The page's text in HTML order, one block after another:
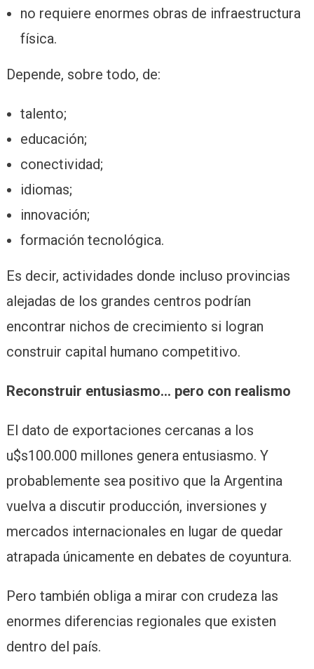
no requiere enormes obras de infraestructura
física.
Depende, sobre todo, de:
talento;
educación;
conectividad;
idiomas;
innovación;
formación tecnológica.
Es decir, actividades donde incluso provincias
alejadas de los grandes centros podrían
encontrar nichos de crecimiento si logran
construir capital humano competitivo.
Reconstruir entusiasmo… pero con realismo
El dato de exportaciones cercanas a los
u$s100.000 millones genera entusiasmo. Y
probablemente sea positivo que la Argentina
vuelva a discutir producción, inversiones y
mercados internacionales en lugar de quedar
atrapada únicamente en debates de coyuntura.
Pero también obliga a mirar con crudeza las
enormes diferencias regionales que existen
dentro del país.